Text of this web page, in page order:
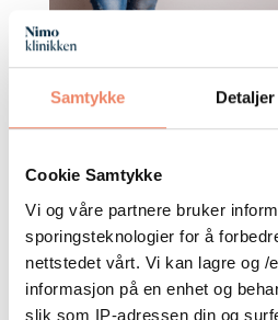
Samtykke Detaljer
Cookie Samtykke
Vi og våre partnere bruker
sporingsteknologier for å
nettstedet vårt. Vi kan lagre og /
informasjon på en enhet og
slik som IP-adressen din og
avNimo Klinikken sep 11, 2019
Ernæring,Ernæringsterapi
Kanskje har du
gretten, legger lett på deg
redusert sexlyst, hetetokter,
engstelig eller urolig? For
østrogendominans noe